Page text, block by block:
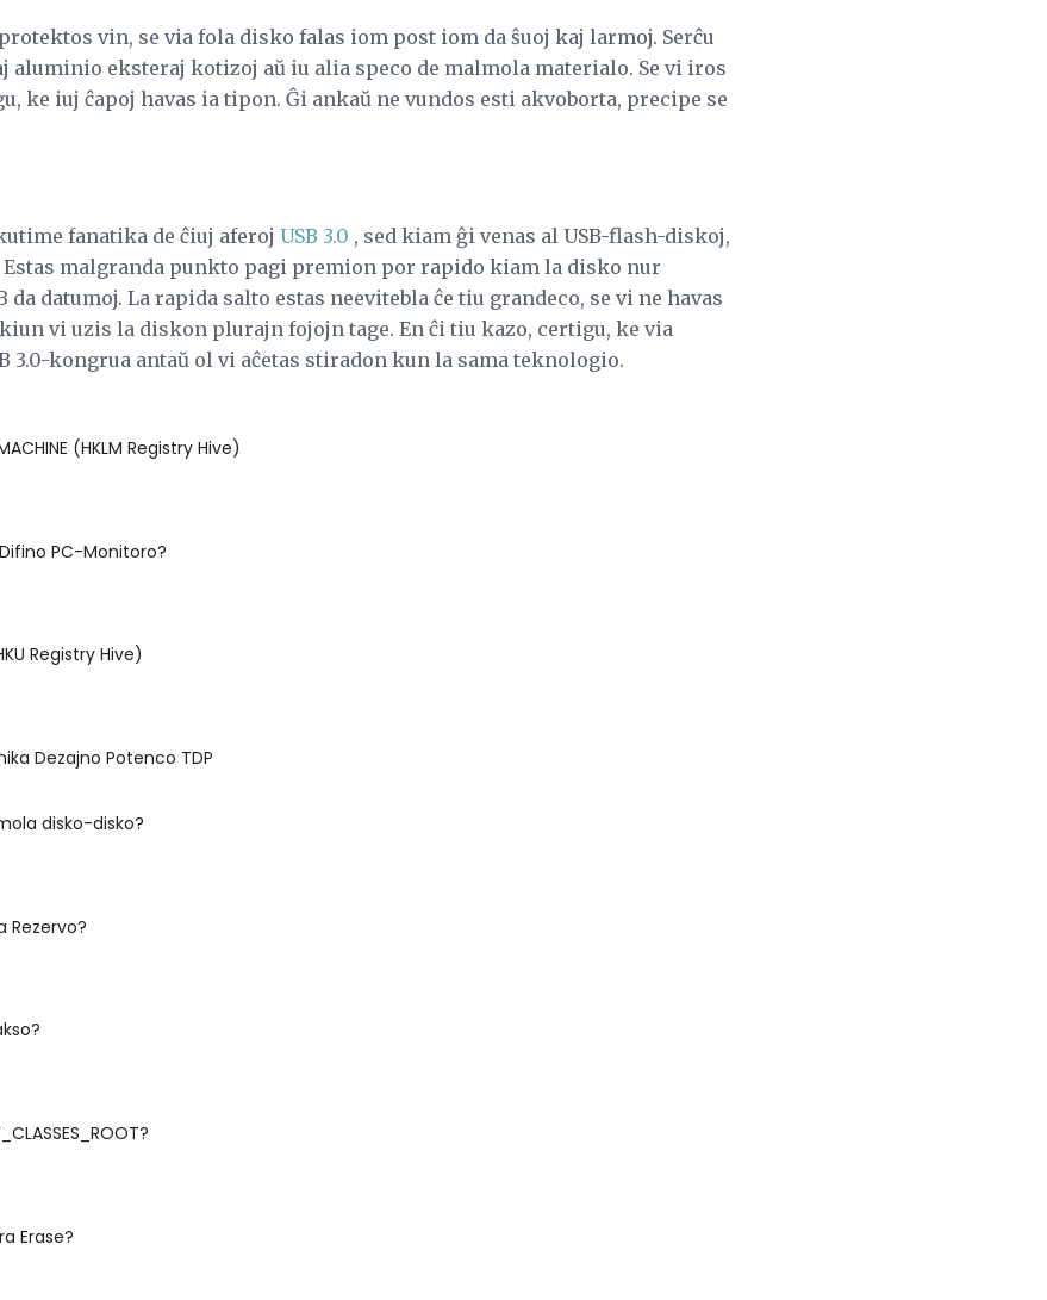
vin, se via fola disko falas iom post iom da ŝuoj kaj larmoj. Serĉu
eksteraj kotizoj aŭ iu alia speco de malmola materialo. Se vi iros
ke iuj ĉapoj havas ia tipon. Ĝi ankaŭ ne vundos esti akvoborta, precipe se
fanatika de ĉiuj aferoj USB 3.0 , sed kiam ĝi venas al USB-flash-diskoj,
Estas malgranda punkto pagi premion por rapido kiam la disko nur
da datumoj. La rapida salto estas neevitebla ĉe tiu grandeco, se vi ne havas
vi uzis la diskon plurajn fojojn tage. En ĉi tiu kazo, certigu, ke via
3.0-kongrua antaŭ ol vi aĉetas stiradon kun la sama teknologio.
(HKLM Registry Hive)
PC-Monitoro?
Registry Hive)
Dezajno Potenco TDP
disko-disko?
Rezervo?
Erase?